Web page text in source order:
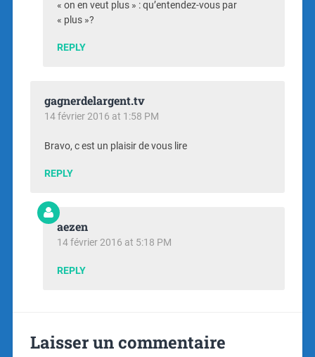
« on en veut plus » : qu’entendez-vous par
« plus »?
REPLY
gagnerdelargent.tv
14 février 2016 at 1:58 PM
Bravo, c est un plaisir de vous lire
REPLY
aezen
14 février 2016 at 5:18 PM
REPLY
Laisser un commentaire